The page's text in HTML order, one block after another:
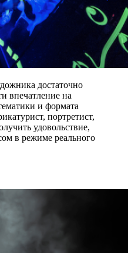
достаточно
впечатление на
и формата
портретист,
удовольствие,
в режиме реального